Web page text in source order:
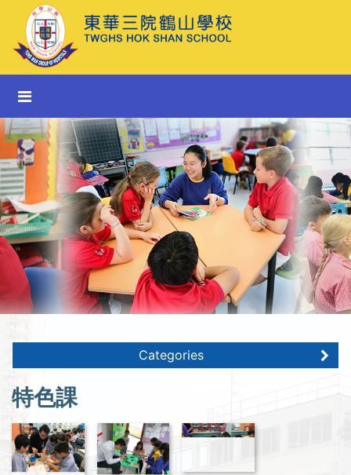
Categories
特色課